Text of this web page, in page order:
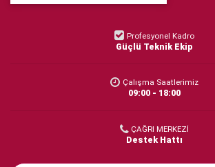
Profesyonel Kadro
Güçlü Teknik Ekip
Çalışma Saatlerimiz
09:00 - 18:00
ÇAĞRI MERKEZİ
Destek Hattı